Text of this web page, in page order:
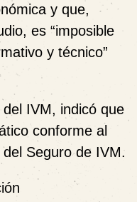
y que,
es “imposible
y técnico”
IVM, indicó que
conforme al
Seguro de IVM.